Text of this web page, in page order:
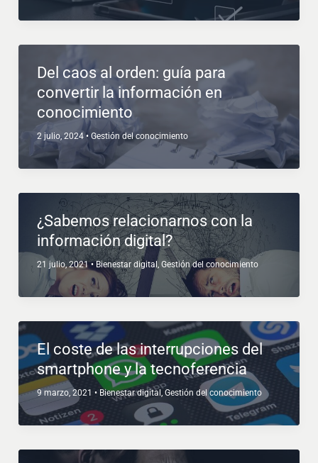
Del caos al orden: guía para
convertir la información en
conocimiento
2 julio, 2024 • Gestión del conocimiento
¿Sabemos relacionarnos con la
información digital?
21 julio, 2021•Bienestar digital, Gestión del conocimiento
El coste de las interrupciones del
smartphone y la tecnoferencia
9 marzo, 2021 • Bienestar digital Gestión del conocimiento